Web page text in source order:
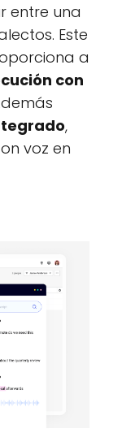
entre una
Este
a
con
,
voz en